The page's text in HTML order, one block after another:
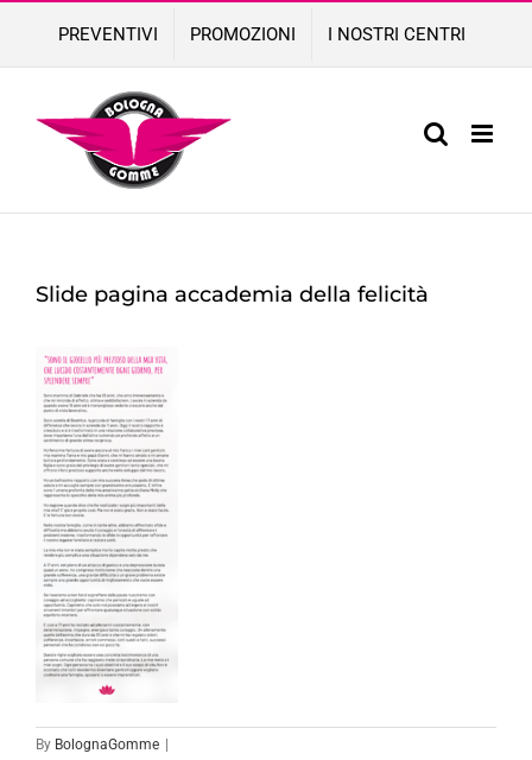
content
PREVENTIVI PROMOZIONI I NOSTRI CENTRI
Slide pagina accademia della felicità
By BolognaGomme